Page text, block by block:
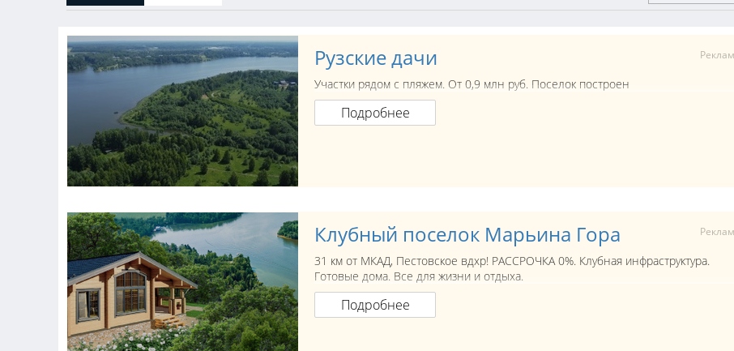
Рузские дачи
Участки рядом с пляжем. От 0,9 млн руб. Поселок построен
Подробнее
Клубный поселок Марьина Гора
31 км от МКАД, Пестовское вдхр! РАССРОЧКА 0%. Клубная инфраструктура.
Готовые дома. Все для жизни и отдыха.
Подробнее